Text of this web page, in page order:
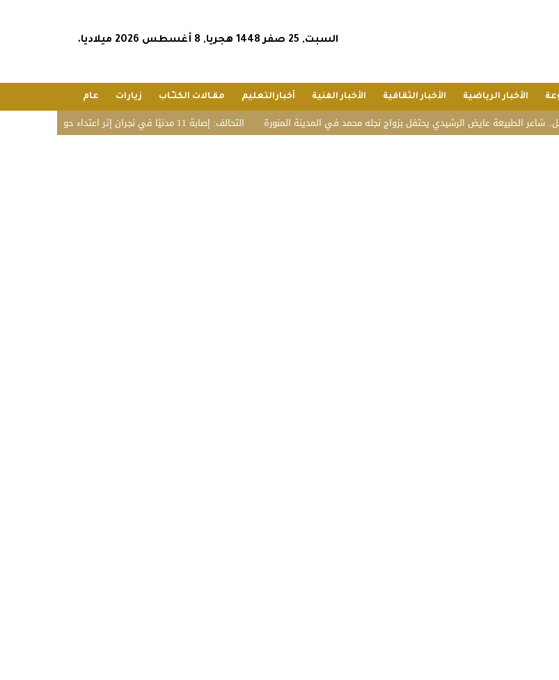
السبت, 25 صفر 1448 هجريا, 8 أغسطس 2026 ميلاديا.
الأخبار الرياضية الأخبار الثقافية الأخبار الفنية أخبارالتعليم مقـالات الكتـّـاب زيارات عام
التحالف: إصابة 11 مدنيًا في نجران إثر اعتداء حوثي استهدف الأعيان المدنية عايض الرشيدي يحتفل بزواج نجله محمد في المدينة المنورة